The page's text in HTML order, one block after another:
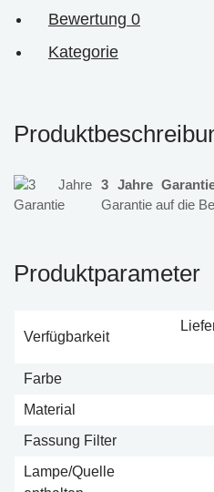
Bewertung 0
Kategorie
3 Jahre
Garantie auf die
Produktparameter
Verfügbarkeit
Farbe
Material
Fassung Filter
Lampe/Quelle